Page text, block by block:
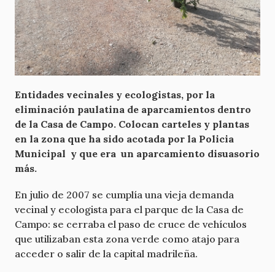
Entidades vecinales y ecologistas, por la
eliminación paulatina de aparcamientos dentro
de la Casa de Campo. Colocan carteles y plantas
en la zona que ha sido acotada por la Policia
Municipal y que era un aparcamiento disuasorio
más.
En julio de 2007 se cumplía una vieja demanda
vecinal y ecologista para el parque de la Casa de
Campo: se cerraba el paso de cruce de vehículos
que utilizaban esta zona verde como atajo para
acceder o salir de la capital madrileña.